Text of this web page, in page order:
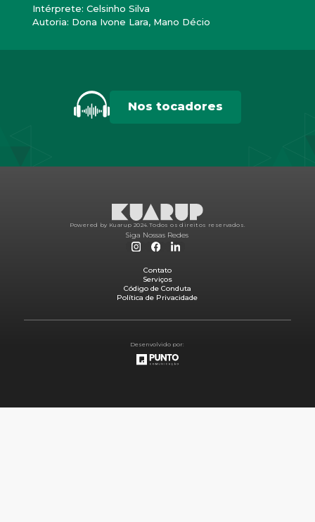
Intérprete: Celsinho Silva
Autoria: Dona Ivone Lara, Mano Décio
Nos tocadores
Powered by Kuarup 2024. Todos os direitos reservados.
Siga Nossas Redes
Contato
Serviços
Código de Conduta
Política de Privacidade
Desenvolvido por: